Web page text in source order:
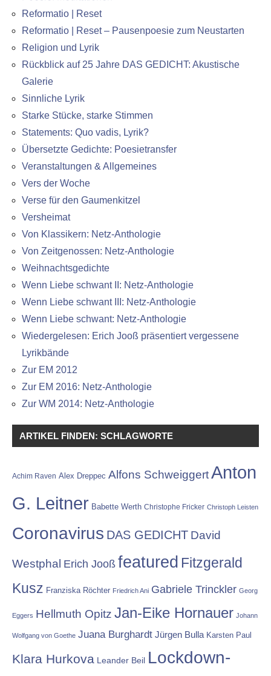
Reformatio | Reset
Reformatio | Reset – Pausenpoesie zum Neustarten
Religion und Lyrik
Rückblick auf 25 Jahre DAS GEDICHT: Akustische
Galerie
Sinnliche Lyrik
Starke Stücke, starke Stimmen
Statements: Quo vadis, Lyrik?
Übersetzte Gedichte: Poesietransfer
Veranstaltungen & Allgemeines
Vers der Woche
Verse für den Gaumenkitzel
Versheimat
Von Klassikern: Netz-Anthologie
Von Zeitgenossen: Netz-Anthologie
Weihnachtsgedichte
Wenn Liebe schwant II: Netz-Anthologie
Wenn Liebe schwant III: Netz-Anthologie
Wenn Liebe schwant: Netz-Anthologie
Wiedergelesen: Erich Jooß präsentiert vergessene
Lyrikbände
Zur EM 2012
Zur EM 2016: Netz-Anthologie
Zur WM 2014: Netz-Anthologie
ARTIKEL FINDEN: SCHLAGWORTE
Achim Raven Alex Dreppec Alfons SchweiggertAnton
G. Leitner Babette Werth Christophe Fricker Christoph Leisten
Coronavirus DAS GEDICHT David
Westphal Erich Jooß featured Fitzgerald
Kusz Franziska Röchter Friedrich Ani Gabriele Trinckler Georg
Eggers Hellmuth Opitz Jan-Eike Hornauer Johann
Wolfgang von Goethe Juana Burghardt Jürgen Bulla Karsten Paul
Klara Hurkova Leander Beil Lockdown-